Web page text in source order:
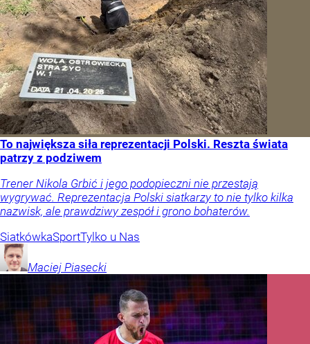
To największa siła reprezentacji Polski. Reszta świata
patrzy z podziwem
Trener Nikola Grbić i jego podopieczni nie przestają
wygrywać. Reprezentacja Polski siatkarzy to nie tylko kilka
nazwisk, ale prawdziwy zespół i grono bohaterów.
SiatkówkaSportTylko u Nas
Maciej Piasecki